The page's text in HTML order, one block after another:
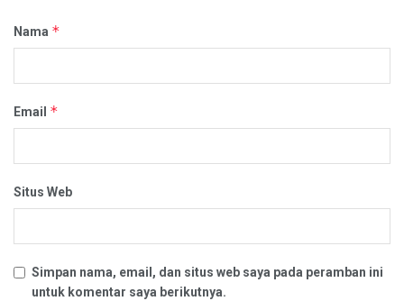
Nama *
Email *
Situs Web
Simpan nama, email, dan situs web saya pada peramban ini
untuk komentar saya berikutnya.